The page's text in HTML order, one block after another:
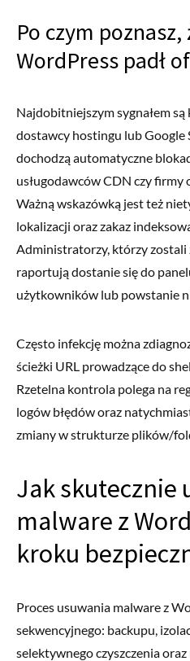
Po czym poznasz,
WordPress padł
Najdobitniejszym sygnałem
dostawcy hostingu lub Google
dochodzą automatyczne
usługodawców CDN czy firmy
Ważną wskazówką jest też
lokalizacji oraz zakaz
Administratorzy, którzy zostali
raportują dostanie się do
użytkowników lub powstanie
Często infekcję można
ścieżki URL prowadzące do
Rzetelna kontrola polega na
logów błędów oraz
zmiany w strukturze plików/
Jak skutecznie
malware z
kroku
Proces usuwania malware z
sekwencyjnego: backupu,
selektywnego czyszczenia